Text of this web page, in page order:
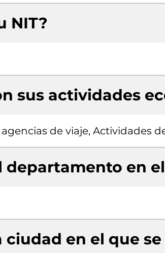
NIT?
sus actividades
de viaje, Actividades
departamento en
ciudad en el que